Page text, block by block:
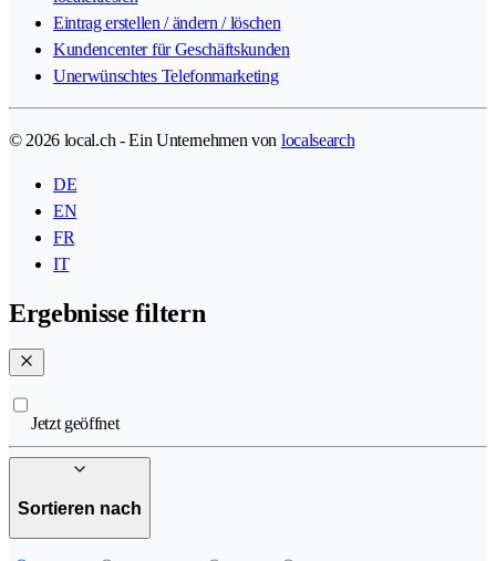
Eintrag erstellen / ändern / löschen
Kundencenter für Geschäftskunden
Unerwünschtes Telefonmarketing
© 2026 local.ch - Ein Unternehmen von localsearch
DE
EN
FR
IT
Ergebnisse filtern
Jetzt geöffnet
Sortieren nach